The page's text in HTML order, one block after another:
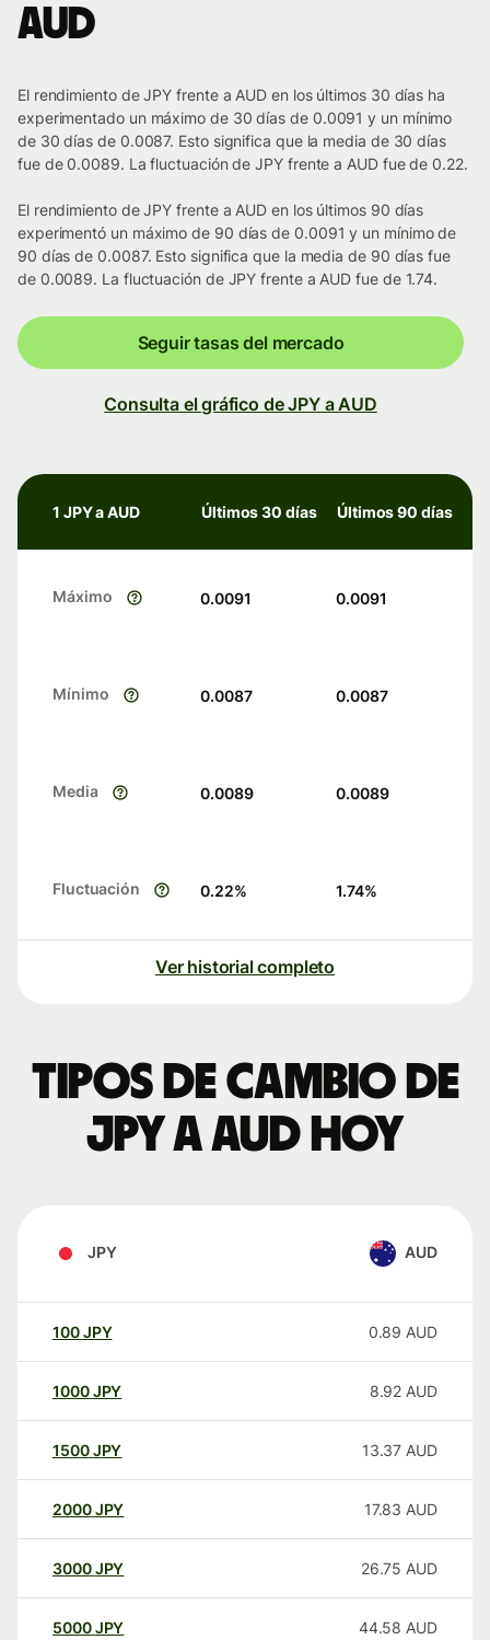
AUD
El rendimiento de JPY frente a AUD en los últimos 30 días ha
experimentado un máximo de 30 días de 0.0091 y un mínimo
de 30 días de 0.0087. Esto significa que la media de 30 días
fue de 0.0089. La fluctuación de JPY frente a AUD fue de 0.22.
El rendimiento de JPY frente a AUD en los últimos 90 días
experimentó un máximo de 90 días de 0.0091 y un mínimo de
90 días de 0.0087. Esto significa que la media de 90 días fue
de 0.0089. La fluctuación de JPY frente a AUD fue de 1.74.
Seguir tasas del mercado
Consulta el gráfico de JPY a AUD
1 JPY a AUD Últimos 30 días Últimos 90 días
Máximo 0.0091 0.0091
Mínimo 0.0087 0.0087
Media 0.0089 0.0089
Fluctuación 0.22% 1.74%
Ver historial completo
Tipos de cambio de
JPY a AUD hoy
JPY AUD
100JPY 0.89 AUD
1000JPY 8.92 AUD
1500JPY 13.37 AUD
2000JPY 17.83 AUD
3000JPY 26.75 AUD
5000JPY 44.58 AUD